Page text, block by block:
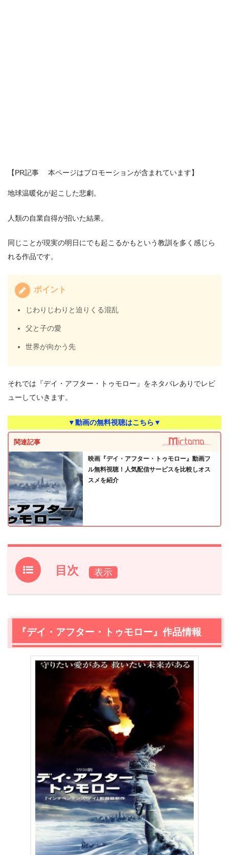
【PR記事 本ページはプロモーションが含まれています】
地球温暖化が起こした悲劇。
人類の自業自得が招いた結果。
同じことが現実の明日にでも起こるかもという教訓を多く感じら
れる作品です。
ポイント
じわりじわりと迫りくる混乱
父と子の愛
世界が向かう先
それでは『デイ・アフター・トゥモロー』をネタバレありでレビ
ューしていきます。
▼動画の無料視聴はこちら▼
関連記事
映画『デイ・アフター・トゥモロー』動画フ
ル無料視聴！人気配信サービスを比較しオス
スメを紹介
目次
1.『デイ・アフター・トゥモロー』作品情報
じ・感想
2.1始まりはささいな変化から
2.3それぞれの分裂
そしてスーパーフリーズ現象
物語はハッピーエンド。現実は？
『デイ・アフター・トゥモロー』まとめ
『デイ・アフター・トゥモロー』作品情報